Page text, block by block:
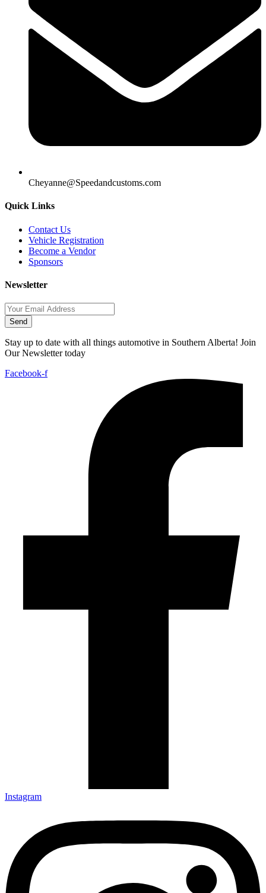
Cheyanne@Speedandcustoms.com
Quick Links
Contact Us
Vehicle Registration
Become a Vendor
Sponsors
Newsletter
Send
Stay up to date with all things automotive in Southern Alberta! Join
Our Newsletter today
Facebook-f
Instagram